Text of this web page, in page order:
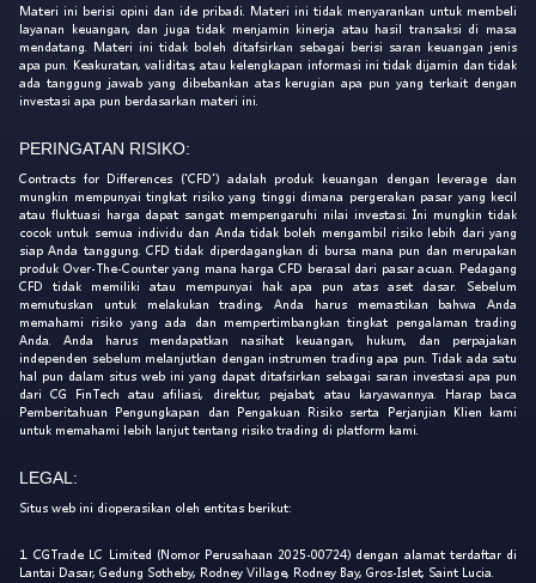
Materi ini berisi opini dan ide pribadi. Materi ini tidak menyarankan untuk membeli
layanan keuangan, dan juga tidak menjamin kinerja atau hasil transaksi di masa
mendatang. Materi ini tidak boleh ditafsirkan sebagai berisi saran keuangan jenis
apa pun. Keakuratan, validitas, atau kelengkapan informasi ini tidak dijamin dan tidak
ada tanggung jawab yang dibebankan atas kerugian apa pun yang terkait dengan
investasi apa pun berdasarkan materi ini.
PERINGATAN RISIKO:
Contracts for Differences ('CFD') adalah produk keuangan dengan leverage dan
mungkin mempunyai tingkat risiko yang tinggi dimana pergerakan pasar yang kecil
atau fluktuasi harga dapat sangat mempengaruhi nilai investasi. Ini mungkin tidak
cocok untuk semua individu dan Anda tidak boleh mengambil risiko lebih dari yang
siap Anda tanggung. CFD tidak diperdagangkan di bursa mana pun dan merupakan
produk Over-The-Counter yang mana harga CFD berasal dari pasar acuan. Pedagang
CFD tidak memiliki atau mempunyai hak apa pun atas aset dasar. Sebelum
memutuskan untuk melakukan trading, Anda harus memastikan bahwa Anda
memahami risiko yang ada dan mempertimbangkan tingkat pengalaman trading
Anda. Anda harus mendapatkan nasihat keuangan, hukum, dan perpajakan
independen sebelum melanjutkan dengan instrumen trading apa pun. Tidak ada satu
hal pun dalam situs web ini yang dapat ditafsirkan sebagai saran investasi apa pun
dari CG FinTech atau afiliasi, direktur, pejabat, atau karyawannya. Harap baca
Pemberitahuan Pengungkapan dan Pengakuan Risiko serta Perjanjian Klien kami
untuk memahami lebih lanjut tentang risiko trading di platform kami.
LEGAL:
Situs web ini dioperasikan oleh entitas berikut:
1. CGTrade LC Limited (Nomor Perusahaan 2025-00724) dengan alamat terdaftar di
Lantai Dasar, Gedung Sotheby, Rodney Village, Rodney Bay, Gros-Islet, Saint Lucia.